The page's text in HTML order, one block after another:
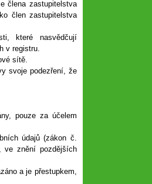
člena zastupitelstva
člen zastupitelstva
které nasvědčují
v registru.
sítě.
svoje podezření, že
pouze za účelem
údajů (zákon č.
ve znění pozdějších
a je přestupkem,